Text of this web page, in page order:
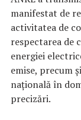
manifestat de
activitatea de
respectarea de
energiei
emise, precum
naţională în
precizări.